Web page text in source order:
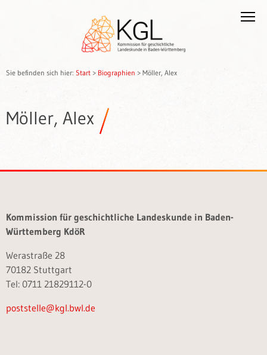
Sie befinden sich hier: Start > Biographien > Möller, Alex
Möller, Alex
Kommission für geschichtliche Landeskunde in Baden-
Württemberg KdöR
Werastraße 28
70182 Stuttgart
Tel: 0711 21829112-0
poststelle@kgl.bwl.de